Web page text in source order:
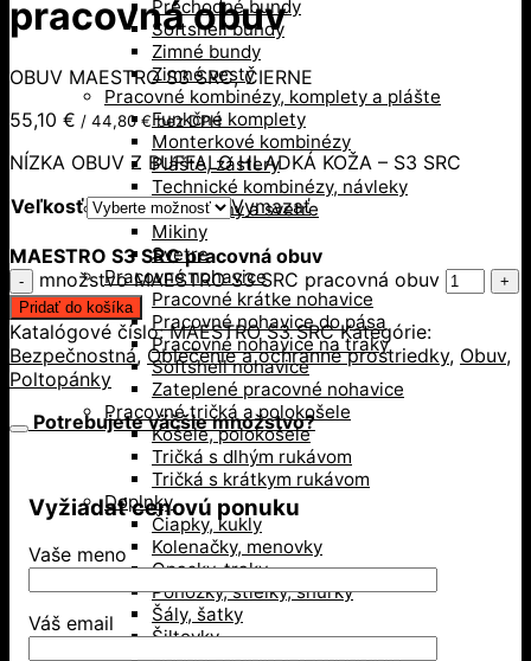
Prechodné bundy
Softshell bundy
Zimné bundy
Zimné vesty
Pracovné kombinézy, komplety a plášte
Funkčné komplety
Monterkové kombinézy
Plášte, zástery
Technické kombinézy, návleky
Pracovné mikiny a svetre
Mikiny
Svetre
Pracovné nohavice
Pracovné krátke nohavice
Pracovné nohavice do pása
Pracovné nohavice na traky
Softshell nohavice
Zateplené pracovné nohavice
Pracovné tričká a polokošele
Košele, polokošele
Tričká s dlhým rukávom
Tričká s krátkym rukávom
Doplnky
Čiapky, kukly
Kolenačky, menovky
Opasky, traky
Ponožky, stielky, šnúrky
Šály, šatky
Šiltovky
pracovná obuv
OBUV MAESTRO S3 SRC, ČIERNE
55,10 € / 44,80€bez DPH
NÍZKA OBUV Z BUFFALO HLADKÁ KOŽA – S3 SRC
Veľkosť
Vymazať
MAESTRO S3 SRC pracovná obuv
množstvo MAESTRO S3 SRC pracovná obuv
Pridať do košíka
Katalógové číslo:MAESTRO S3 SRC Kategórie:
Bezpečnostná, Oblečenie a ochranné prostriedky, Obuv,
Poltopánky
Potrebujete väčšie množstvo?
Vyžiadať cenovú ponuku
Vaše meno
Váš email